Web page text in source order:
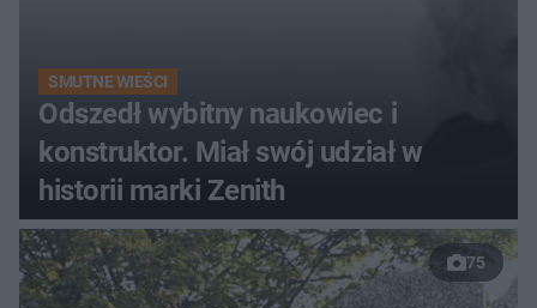
SMUTNE WIEŚCI
Odszedł wybitny naukowiec i
konstruktor. Miał swój udział w
historii marki Zenith
75